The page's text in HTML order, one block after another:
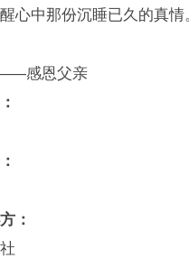
心中那份沉睡已久的真情
感恩父亲
：